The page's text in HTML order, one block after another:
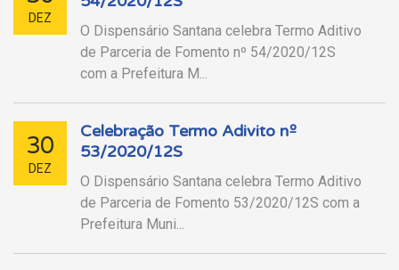
DEZ
O Dispensário Santana celebra Termo Aditivo
de Parceria de Fomento nº 54/2020/12S
com a Prefeitura M...
30
DEZ
Celebração Termo Adivito nº
53/2020/12S
O Dispensário Santana celebra Termo Aditivo
de Parceria de Fomento 53/2020/12S com a
Prefeitura Muni...